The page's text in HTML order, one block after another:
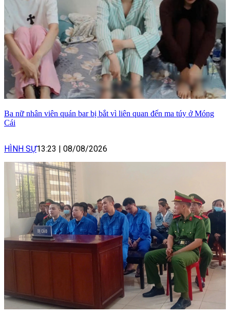
Ba nữ nhân viên quán bar bị bắt vì liên quan đến ma túy ở Móng
Cái
HÌNH SỰ13:23 08/08/2026